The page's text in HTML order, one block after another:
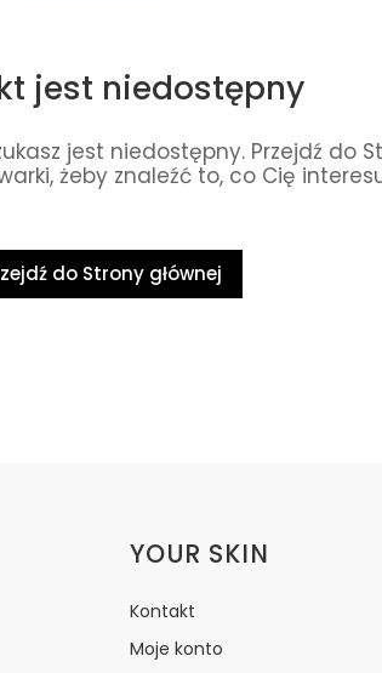
jest niedostępny
jest niedostępny. Przejdź do
żeby znaleźć to, co Cię
do Strony głównej
YOUR SKIN
Kontakt
Moje konto